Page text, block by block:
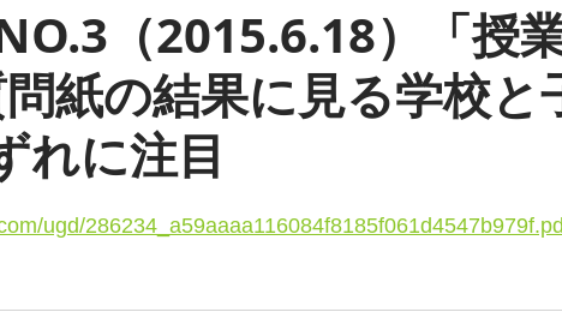
（2015.6.18）「授
紙の結果に見る学校と
れに注目
ugd/